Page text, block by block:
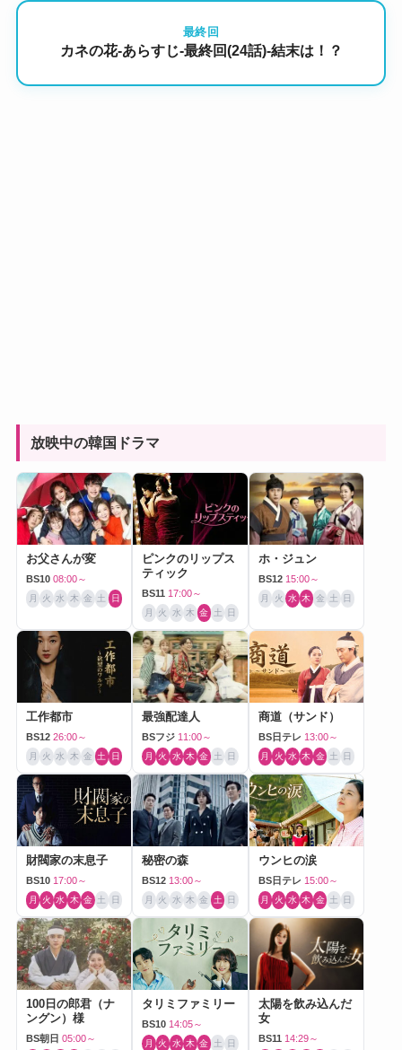
最終回
カネの花-あらすじ-最終回(24話)-結末は！？
放映中の韓国ドラマ
お父さんが変
BS10 08:00～
月 火 水 木 金 土 日
ピンクのリップス
ティック
BS11 17:00～
月 火 水 木 金 土 日
ホ・ジュン
BS12 15:00～
月 火 水 木 金 土 日
工作都市
BS12 26:00～
月 火 水 木 金 土 日
最強配達人
BSフジ 11:00～
月 火 水 木 金 土 日
商道（サンド）
BS日テレ 13:00～
月 火 水 木 金 土 日
財閥家の末息子
BS10 17:00～
月 火 水 木 金 土 日
秘密の森
BS12 13:00～
月 火 水 木 金 土 日
ウンヒの涙
BS日テレ 15:00～
月 火 水 木 金 土 日
100日の郎君（ナ
ングン）様
BS朝日 05:00～
タリミファミリー
BS10 14:05～
月 火 水 木 金 土 日
太陽を飲み込んだ
女
BS11 14:29～